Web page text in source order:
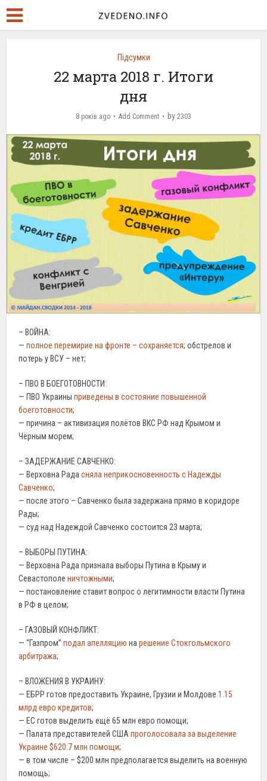
Підсумки
22 марта 2018 г. Итоги
дня
8 років ago Add Comment by 2303
– ВОЙНА:
—полное перемирие на фронте – сохраняется; обстрелов и
потерь у ВСУ – нет;
– ПВО В БОЕГОТОВНОСТИ:
— ПВО Украиныприведены в состояние повышенной
боеготовности;
— причина – активизация полётов ВКС РФ над Крымом и
Чёрным морем;
– ЗАДЕРЖАНИЕ САВЧЕНКО:
— Верховна Радасняла неприкосновенность с Надежды
Савченко;
— после этого – Савченко была задержана прямо в коридоре
Рады;
— суд над Надеждой Савченко состоится 23 марта;
– ВЫБОРЫ ПУТИНА:
— Верховна Рада признала выборы Путина в Крыму и
Севастополеничтожными;
— постановление ставит вопрос о легитимности власти Путина
в РФ в целом;
– ГАЗОВЫЙ КОНФЛИКТ:
— “Газпром”подал апелляцию нарешение Стокгольмского
арбитража;
– ВЛОЖЕНИЯ В УКРАИНУ:
— ЕБРР готов предоставить Украине, Грузии и Молдове1.15
млрд евро кредитов;
— ЕС готов выделить ещё 65 млн евро помощи;
— Палата представителей СШАпроголосовала за выделение
Украине $620.7 млн помощи;
— в том числе – $200 млн предполагается выделить на военную
помощь;